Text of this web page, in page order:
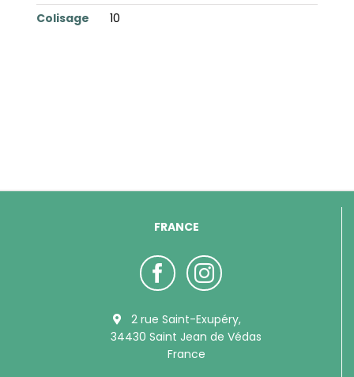
Colisage
10
FRANCE
2 rue Saint-Exupéry,
34430 Saint Jean de Védas
France